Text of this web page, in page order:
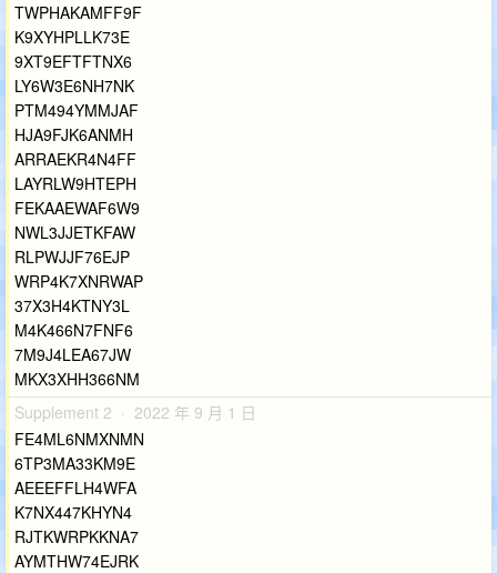
TWPHAKAMFF9F
K9XYHPLLK73E
9XT9EFTFTNX6
LY6W3E6NH7NK
PTM494YMMJAF
HJA9FJK6ANMH
ARRAEKR4N4FF
LAYRLW9HTEPH
FEKAAEWAF6W9
NWL3JJETKFAW
RLPWJJF76EJP
WRP4K7XNRWAP
37X3H4KTNY3L
M4K466N7FNF6
7M9J4LEA67JW
MKX3XHH366NM
Supplement 2 · 2022 年 9 月 1 日
FE4ML6NMXNMN
6TP3MA33KM9E
AEEEFFLH4WFA
K7NX447KHYN4
RJTKWRPKKNA7
AYMTHW74EJRK